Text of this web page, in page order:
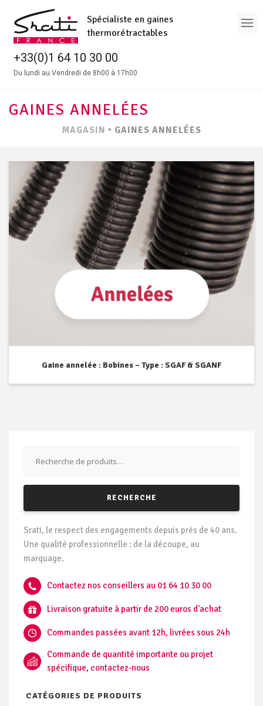
Spécialiste en gaines
thermorétractables
+33(0)1 64 10 30 00
Du lundi au Vendredi de 8h00 à 17h00
GAINES ANNELÉES
MAGASIN ‣ GAINES ANNELÉES
Gaine annelée : Bobines – Type : SGAF & SGANF
pour :
RECHERCHE
Srati, le respect des engagements depuis près de 40 ans.
Une qualité professionnelle : de la découpe, au
marquage.
Contactez nos conseillers au 01 64 10 30 00
Livraison gratuite à partir de 200 euros d'achat
Commandes passées avant 12h, livrées sous 24h
Commande de quantité importante ou projet
spécifique, contactez-nous
CATÉGORIES DE PRODUITS